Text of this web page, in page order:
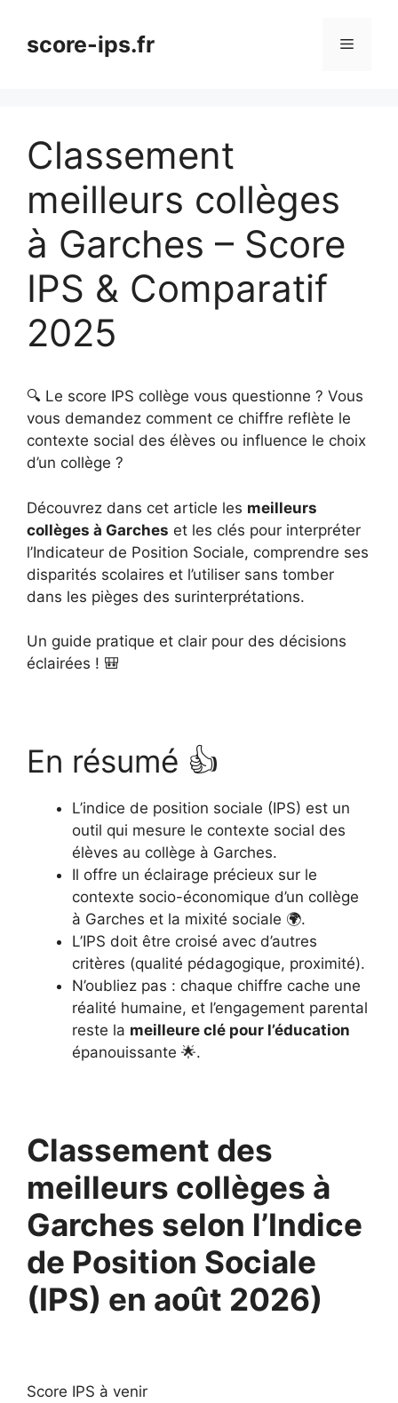
contenuscore-ips.fr Menu
Classement
meilleurs collèges
à Garches – Score
IPS & Comparatif
2025
🔍 Le score IPS collège vous questionne ? Vous
vous demandez comment ce chiffre reflète le
contexte social des élèves ou influence le choix
d’un collège ?
Découvrez dans cet article les meilleurs
collèges à Garches et les clés pour interpréter
l’Indicateur de Position Sociale, comprendre ses
disparités scolaires et l’utiliser sans tomber
dans les pièges des surinterprétations.
Un guide pratique et clair pour des décisions
éclairées ! 🎒
En résumé 👍
L’indice de position sociale (IPS) est un
outil qui mesure le contexte social des
élèves au collège à Garches.
Il offre un éclairage précieux sur le
contexte socio-économique d’un collège
à Garches et la mixité sociale 🌍.
L’IPS doit être croisé avec d’autres
critères (qualité pédagogique, proximité).
N’oubliez pas : chaque chiffre cache une
réalité humaine, et l’engagement parental
reste la meilleure clé pour l’éducation
épanouissante 🌟.
Classement des
meilleurs collèges à
Garches selon l’Indice
de Position Sociale
(IPS) en août 2026)
Score IPS à venir